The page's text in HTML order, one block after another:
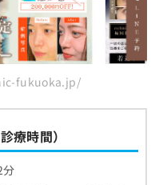
fukuoka.jp/
療時間）
分